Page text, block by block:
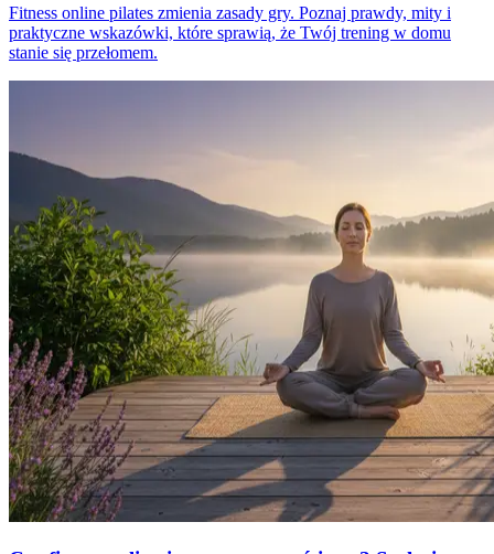
Fitness online pilates zmienia zasady gry. Poznaj prawdy, mity i
praktyczne wskazówki, które sprawią, że Twój trening w domu
stanie się przełomem.